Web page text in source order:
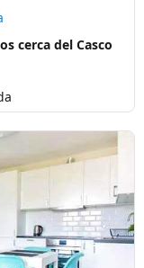
cerca del Casco